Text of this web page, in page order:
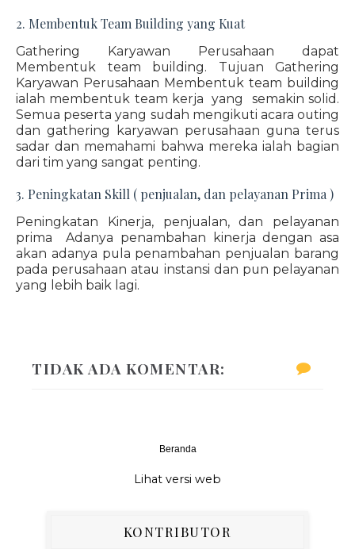
2. Membentuk Team Building yang Kuat
Gathering Karyawan Perusahaan dapat
Membentuk team building. Tujuan Gathering
Karyawan Perusahaan Membentuk team building
ialah membentuk team kerja yang semakin solid.
Semua peserta yang sudah mengikuti acara outing
dan gathering karyawan perusahaan guna terus
sadar dan memahami bahwa mereka ialah bagian
dari tim yang sangat penting.
3. Peningkatan Skill ( penjualan, dan pelayanan Prima )
Peningkatan Kinerja, penjualan, dan pelayanan
prima Adanya penambahan kinerja dengan asa
akan adanya pula penambahan penjualan barang
pada perusahaan atau instansi dan pun pelayanan
yang lebih baik lagi.
TIDAK ADA KOMENTAR:
Beranda
Lihat versi web
KONTRIBUTOR